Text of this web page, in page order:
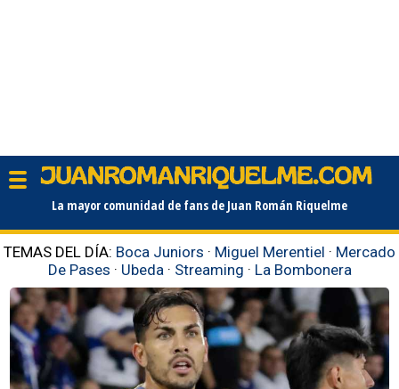
La mayor comunidad de fans de Juan Román Riquelme
TEMAS DEL DÍA: Boca Juniors · Miguel Merentiel · Mercado
De Pases · Ubeda · Streaming · La Bombonera